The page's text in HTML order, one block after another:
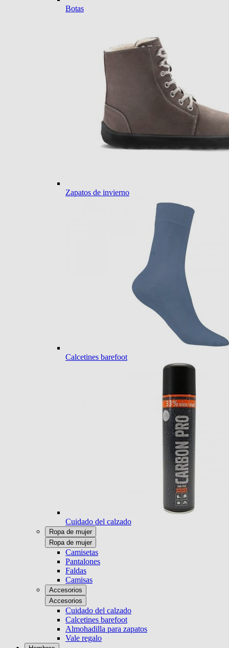
Botas
Zapatos de invierno
Calcetines barefoot
Cuidado del calzado
Ropa de mujer
Ropa de mujer
Camisetas
Pantalones
Faldas
Camisas
Accesorios
Accesorios
Cuidado del calzado
Calcetines barefoot
Almohadilla para zapatos
Vale regalo